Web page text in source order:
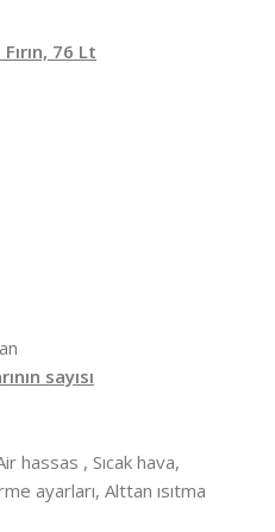
76 Lt
sayısı
hassas , Sıcak hava,
ayarları, Alttan ısıtma